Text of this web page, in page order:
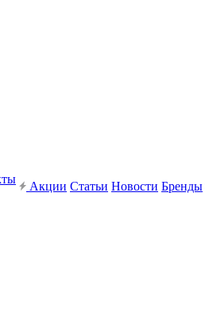
Акции Статьи Новости Бренды